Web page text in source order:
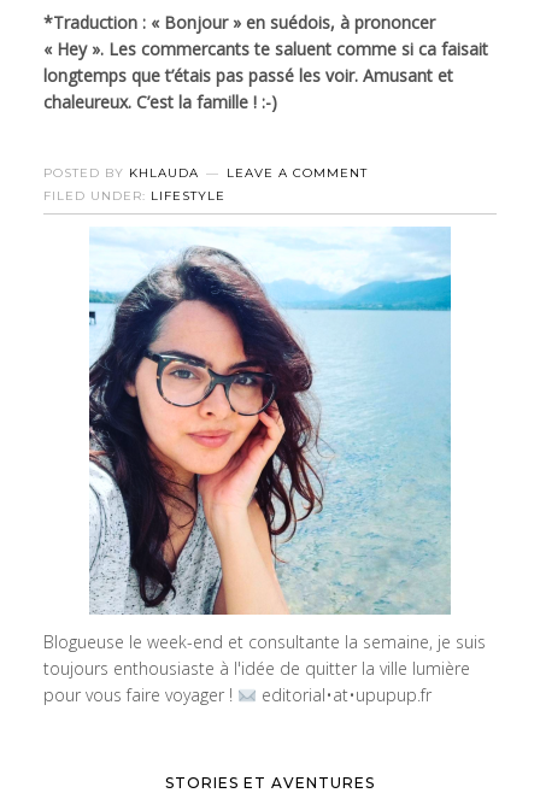
*Traduction : « Bonjour » en suédois, à prononcer
« Hey ». Les commercants te saluent comme si ca faisait
longtemps que t’étais pas passé les voir. Amusant et
chaleureux. C’est la famille ! :-)
POSTED BY KHLAUDA
LEAVE A COMMENT
FILED UNDER: LIFESTYLE
Blogueuse le week-end et consultante la semaine, je suis
toujours enthousiaste à l'idée de quitter la ville lumière
pour vous faire voyager !
editorial•at•upupup.fr
STORIES ET AVENTURES